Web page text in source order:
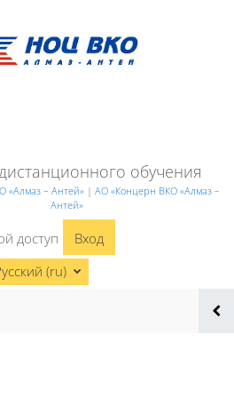
обучения
– Антей» | АО «Концерн ВКО «Алмаз –
Антей»
доступ
Вход
‎(ru)‎